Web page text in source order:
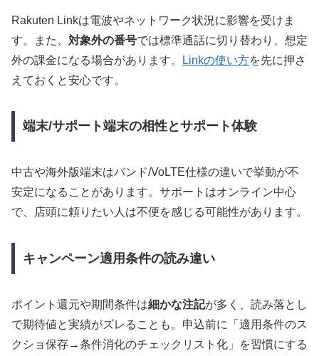
Rakuten Linkは電波やネットワーク状況に影響を受けま
す。また、 対象外の番号では標準通話に切り替わり、想定
外の課金になる場合があります。
Linkの使い方を先に押さ
えておくと安心です。
端末/サポート端末の相性とサポート体験
中古や海外版端末はバンド/VoLTE仕様の違いで挙動が不
安定になることがあります。サポートはオンライン中心
で、店頭に頼りたい人は不便を感じる可能性があります。
キャンペーン適用条件の読み違い
ポイント還元や期間条件は細かな注記が多く、読み落とし
で期待値と実績がズレることも。申込前に「適用条件のス
クショ保存→条件消化のチェックリスト化」を習慣にする